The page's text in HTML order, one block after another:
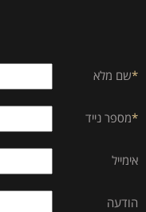
*שם מלא
*מספר נייד
אימייל
הודעה